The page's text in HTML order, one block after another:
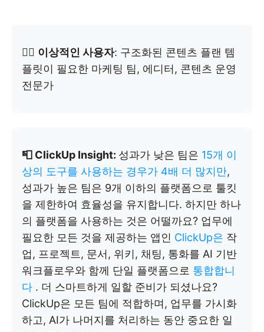
👉🏼 이상적인 사용자: 구조화된 콘텐츠 플랜 템
플릿이 필요한 마케팅 팀, 에디터, 콘텐츠 운영
전문가
📮 ClickUp Insight: 성과가 낮은 팀은 15개 이
상의 도구를 사용하는 경우가 4배 더 많지만,
성과가 높은 팀은 9개 이하의 플랫폼으로 툴킷
을 제한하여 효율성을 유지합니다. 하지만 하나
의 플랫폼을 사용하는 것은 어떨까요? 업무에
필요한 모든 것을 제공하는 앱인 ClickUp은 작
업, 프로젝트, 문서, 위키, 채팅, 통화를 AI 기반
워크플로우와 함께 단일 플랫폼으로 통합합니
다 . 더 스마트하게 일할 준비가 되셨나요?
ClickUp은 모든 팀에 적합하며, 업무를 가시화
하고, AI가 나머지를 처리하는 동안 중요한 일